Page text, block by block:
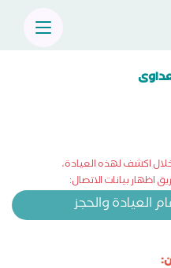
اكشف لهذه العيادة،
بيانات الاتصال:
العيادة والحجز